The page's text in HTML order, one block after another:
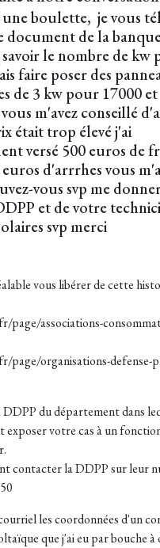
boulette, je vous
de la
le nombre de kw
faire poser des
de 3 kw pour 17000 et
m'avez conseillé
était trop élevé j'ai
versé 500 euros de
d'arrrhes vous
vous svp me
et de votre
svp merci
vous libérer de cette
associations-
page/organisations-defense-
du département dans
exposer votre cas à un
contacter la DDPP sur leur
les coordonnées d'un
que j'ai eu par bouche à